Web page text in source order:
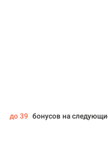
до 39 бонусов на